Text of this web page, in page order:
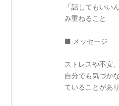
「話してもいい
み重ねること
■ メッセージ
ストレスや不安
自分でも気づか
ていることがあり